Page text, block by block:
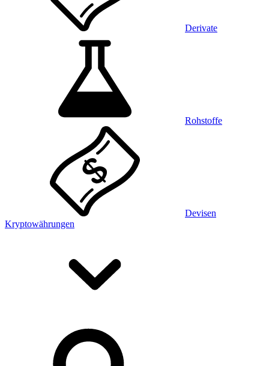
Derivate
Rohstoffe
Devisen
Kryptowährungen